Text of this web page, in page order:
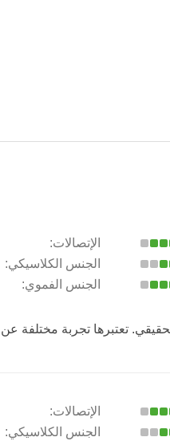
الإتصالات:
الجنس الكلاسيكي:
الجنس الفموي:
تعتبرها تجربة مختلفة عن
الإتصالات:
الجنس الكلاسيكي: